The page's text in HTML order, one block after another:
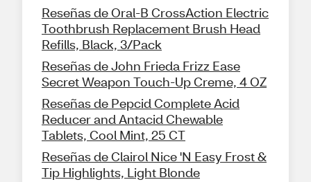
Reseñas de Oral-B CrossAction Electric
Toothbrush Replacement Brush Head
Refills, Black, 3/Pack
Reseñas de John Frieda Frizz Ease
Secret Weapon Touch-Up Creme, 4 OZ
Reseñas de Pepcid Complete Acid
Reducer and Antacid Chewable
Tablets, Cool Mint, 25 CT
Reseñas de Clairol Nice 'N Easy Frost &
Tip Highlights, Light Blonde